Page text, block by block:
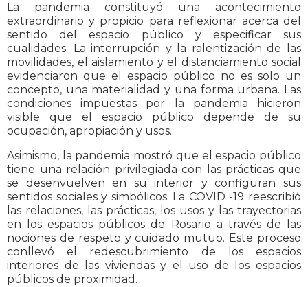
La pandemia constituyó una acontecimiento
extraordinario y propicio para reflexionar acerca del
sentido del espacio público y especificar sus
cualidades. La interrupción y la ralentización de las
movilidades, el aislamiento y el distanciamiento social
evidenciaron que el espacio público no es solo un
concepto, una materialidad y una forma urbana. Las
condiciones impuestas por la pandemia hicieron
visible que el espacio público depende de su
ocupación, apropiación y usos.
Asimismo, la pandemia mostró que el espacio público
tiene una relación privilegiada con las prácticas que
se desenvuelven en su interior y configuran sus
sentidos sociales y simbólicos. La COVID -19 reescribió
las relaciones, las prácticas, los usos y las trayectorias
en los espacios públicos de Rosario a través de las
nociones de respeto y cuidado mutuo. Este proceso
conllevó el redescubrimiento de los espacios
interiores de las viviendas y el uso de los espacios
públicos de proximidad.